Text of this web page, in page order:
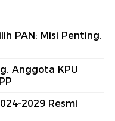
PAN: Misi Penting,
Anggota KPU
2029 Resmi